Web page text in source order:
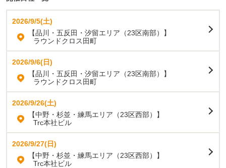
2026/9/5(土)
【品川・五反田・汐留エリア（23区南部）】
ラウンドクロス田町
2026/9/6(日)
【品川・五反田・汐留エリア（23区南部）】
ラウンドクロス田町
2026/9/26(土)
【中野・杉並・練馬エリア（23区西部）】
Trc本社ビル
2026/9/27(日)
【中野・杉並・練馬エリア（23区西部）】
Trc本社ビル